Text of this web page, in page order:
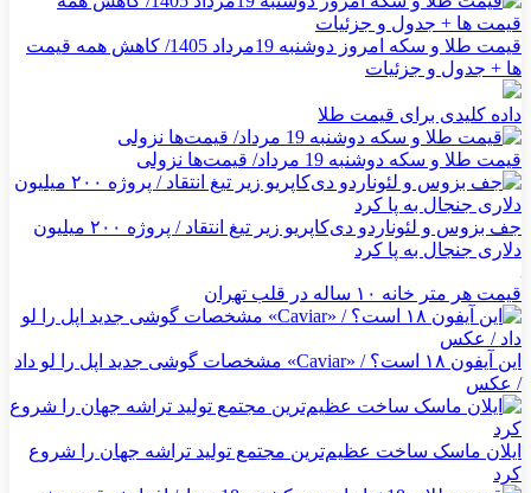
قیمت طلا و سکه امروز دوشنبه 19مرداد 1405/ کاهش همه قیمت
ها + جدول و جزئیات
داده کلیدی برای قیمت طلا
قیمت طلا و سکه دوشنبه 19 مرداد/ قیمت‌ها نزولی
جف بزوس و لئوناردو دی‌کاپریو زیر تیغ انتقاد / پروژه ۲۰۰ میلیون
دلاری جنجال به پا کرد
قیمت هر متر خانه ۱۰ ساله در قلب تهران
این آیفون ۱۸ است؟ / «Caviar» مشخصات گوشی جدید اپل را لو داد
/ عکس
ایلان ماسک ساخت عظیم‌ترین مجتمع تولید تراشه جهان را شروع
کرد